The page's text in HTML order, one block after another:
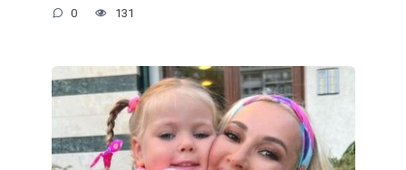
0 131